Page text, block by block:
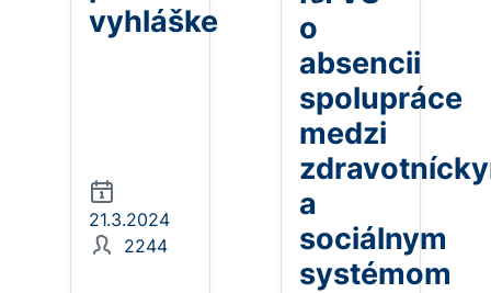
vyhláške
21.3.2024
2244
o
absencii
spolupráce
medzi
a
sociálnym
systémom